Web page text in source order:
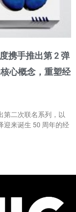
度携手推出第 2 弹
心概念，重塑经
第二次联名系列，以
迎来诞生 50 周年的经